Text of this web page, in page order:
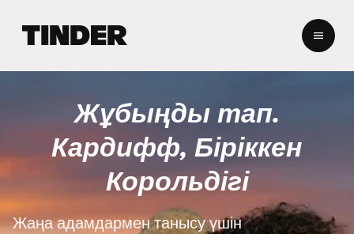
e
r
o
m
e
Жұбыңды тап.
Кардифф, Біріккен
Корольдігі
Жаңа адамдармен танысу үшін